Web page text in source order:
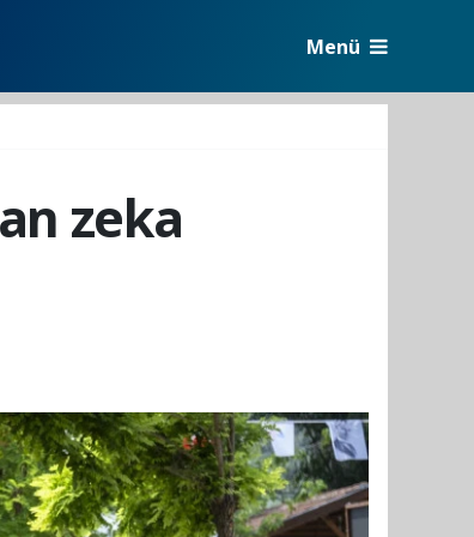
Menü
zeka